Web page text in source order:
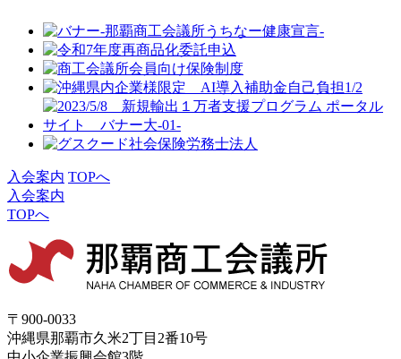
入会案内 TOPへ
入会案内
TOPへ
〒900-0033
沖縄県那覇市久米2丁目2番10号